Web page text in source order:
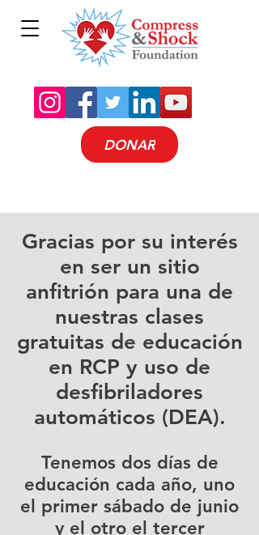
DONAR
Gracias por su interés
en ser un sitio
anfitrión para una de
nuestras clases
gratuitas de educación
en RCP y uso de
desfibriladores
automáticos (DEA).
Tenemos dos días de
educación cada año, uno
el primer sábado de junio
y el otro el tercer